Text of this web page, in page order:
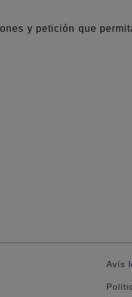
y petición que
Avís